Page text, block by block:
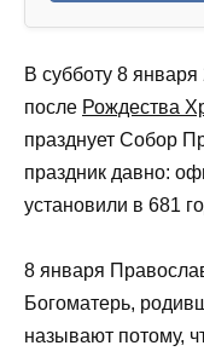
В субботу 8
после Рождества
празднует Собор
праздник давно:
установили в 681
8 января
Богоматерь,
называют потому,